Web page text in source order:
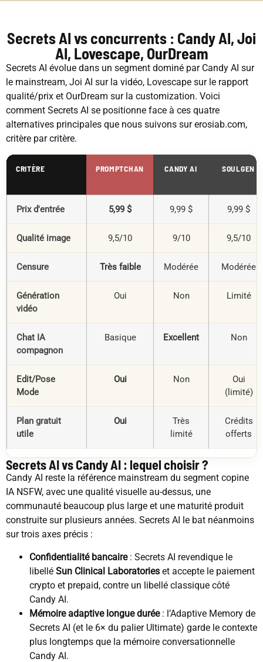
Secrets AI vs concurrents : Candy AI, Joi
AI, Lovescape, OurDream
Secrets AI évolue dans un segment dominé par Candy AI sur
le mainstream, Joi AI sur la vidéo, Lovescape sur le rapport
qualité/prix et OurDream sur la customization. Voici
comment Secrets AI se positionne face à ces quatre
alternatives principales que nous suivons sur erosiab.com,
critère par critère.
CRITÈRE PROMPTCHAN CANDY AI SOULGEN
Prix d'entrée 5,99 $ 9,99 $ 9,99 $
Qualité image 9,5/10 9/10 9,5/10
Censure Très faible Modérée Modérée
Génération
vidéo
Oui Non Limité
Chat IA
compagnon
Basique Excellent Non
Edit/Pose
Mode
Oui Non
Oui
(limité)
Plan gratuit
utile
Oui
Très
limité
Crédits
offerts
Secrets AI vs Candy AI : lequel choisir ?
Candy AI reste la référence mainstream du segment copine
IA NSFW, avec une qualité visuelle au-dessus, une
communauté beaucoup plus large et une maturité produit
construite sur plusieurs années. Secrets AI le bat néanmoins
sur trois axes précis :
Confidentialité bancaire: Secrets AI revendique le
libellé Sun Clinical Laboratories et accepte le paiement
crypto et prepaid, contre un libellé classique côté
Candy AI.
Mémoire adaptive longue durée: l’Adaptive Memory de
Secrets AI (et le 6× du palier Ultimate) garde le contexte
plus longtemps que la mémoire conversationnelle
Candy AI.